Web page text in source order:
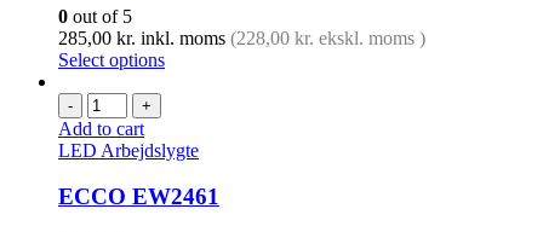
0 out of 5
285,00 kr. inkl. moms (228,00 kr. ekskl. moms )
Select options
- +
Add to cart
LED Arbejdslygte
ECCO EW2461